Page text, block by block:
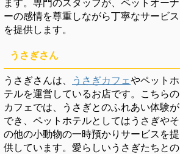
ます。専門のスタッフが、ペットオーナ
ーの感情を尊重しながら丁寧なサービス
を提供します。
うさぎさん
うさぎさんは、 うさぎカフェやペットホ
テルを運営しているお店です。こちらの
カフェでは、うさぎとのふれあい体験が
でき、ペットホテルとしてはうさぎやそ
の他の小動物の一時預かりサービスを提
供しています。愛らしいうさぎたちとの